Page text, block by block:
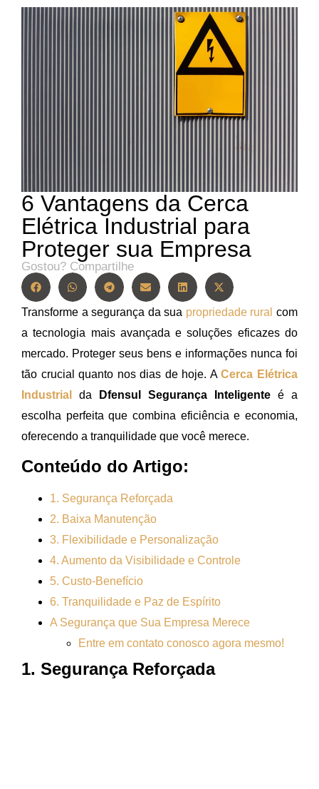
6 Vantagens da Cerca
Elétrica Industrial para
Proteger sua Empresa
Gostou? Compartilhe
Transforme a segurança da sua propriedade ruralcom
a tecnologia mais avançada e soluções eficazes do
mercado. Proteger seus bens e informações nunca foi
tão crucial quanto nos dias de hoje. ACerca Elétrica
Industrial
da Dfensul Segurança Inteligente é a
escolha perfeita que combina eficiência e economia,
oferecendo a tranquilidade que você merece.
Conteúdo do Artigo:
1. Segurança Reforçada
2. Baixa Manutenção
3. Flexibilidade e Personalização
4. Aumento da Visibilidade e Controle
5. Custo-Benefício
6. Tranquilidade e Paz de Espírito
A Segurança que Sua Empresa Merece
Entre em contato conosco agora mesmo!
1. Segurança Reforçada